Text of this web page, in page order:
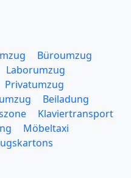
Büroumzug
Laborumzug
Privatumzug
Beiladung
Klaviertransport
Möbeltaxi